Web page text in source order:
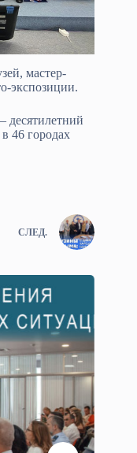
мастер-
экспозиции.
десятилетний
46 городах
СЛЕД.